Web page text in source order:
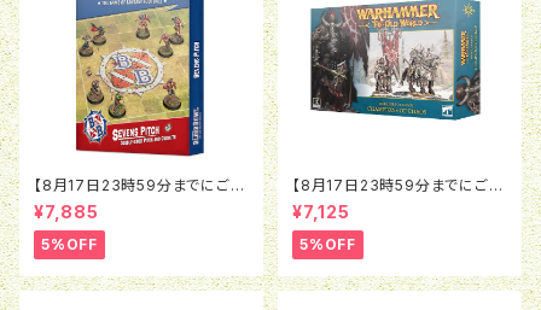
【8月17日23時59分までにご予
約で5％OFF】ブラッドボウル：セ
ヴンズピッチ（2026）
¥7,885
5%OFF
【8月17日23時59分までにご予
約で5％OFF】オールドワール
ド：ウォリアー・オヴ・ケイオス：チ
ャンピオン・オヴ・ケイオス
¥7,125
5%OFF